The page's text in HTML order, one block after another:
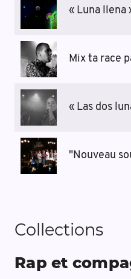
« Luna llena
Mix ta race
« Las dos
"Nouveau
Collections
Rap et